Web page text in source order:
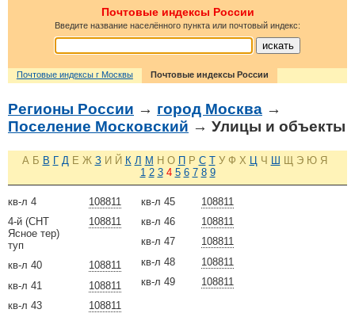
Почтовые индексы России
Введите название населённого пункта или почтовый индекс:
Почтовые индексы г Москвы Почтовые индексы России
Регионы России → город Москва →
Поселение Московский → Улицы и объекты
А Б В Г Д Е Ж З И Й К Л М Н О П Р С Т У Ф Х Ц Ч Ш Щ Э Ю Я
1 2 3 4 5 6 7 8 9
108811
кв-л 4
108811
4-й (СНТ
Ясное тер)
туп
108811
кв-л 40
108811
кв-л 41
108811
кв-л 43
108811
кв-л 45
108811
кв-л 46
108811
кв-л 47
108811
кв-л 48
108811
кв-л 49